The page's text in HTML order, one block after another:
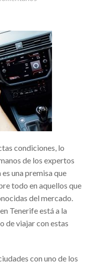
condiciones, lo
de los expertos
una premisa que
todo en aquellos que
del mercado.
Tenerifeestá a la
de viajar con estas
con uno de los